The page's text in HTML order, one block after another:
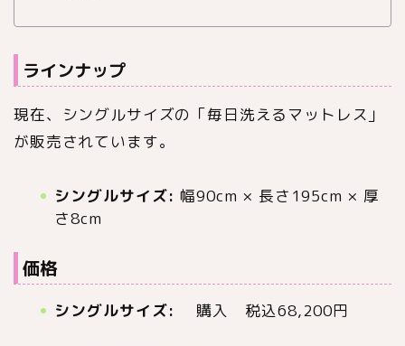
ラインナップ
現在、シングルサイズの「毎日洗えるマットレス」
が販売されています。
シングルサイズ: 幅90cm × 長さ195cm × 厚
さ8cm
価格
シングルサイズ: 購入 税込68,200円